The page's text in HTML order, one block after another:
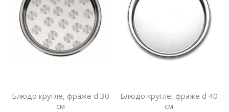
Блюдо кругле, фраже d 30
см
Блюдо кругле, фраже d 40
см